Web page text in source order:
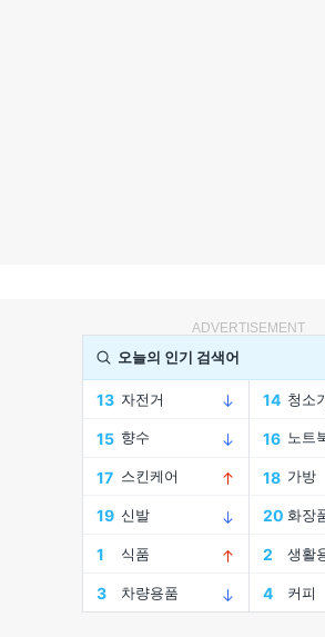
ADVERTISEMENT